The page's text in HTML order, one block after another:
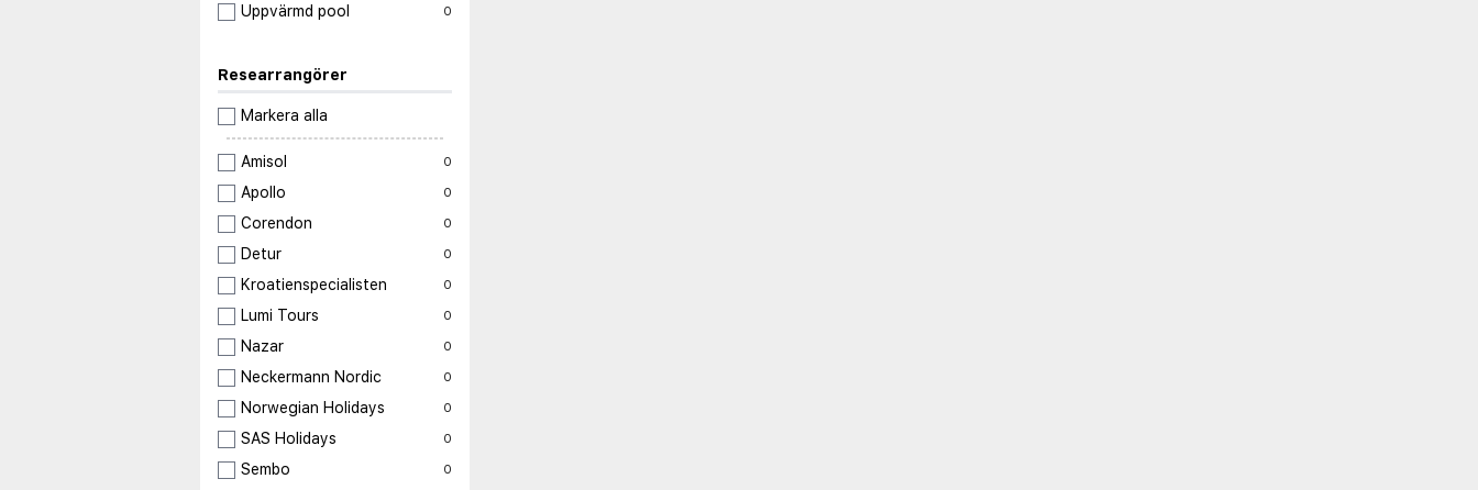
Uppvärmd pool 0
Researrangörer
Markera alla
Amisol 0
Apollo 0
Corendon 0
Detur 0
Kroatienspecialisten 0
Lumi Tours 0
Nazar 0
Neckermann Nordic 0
Norwegian Holidays 0
SAS Holidays 0
Sembo 0